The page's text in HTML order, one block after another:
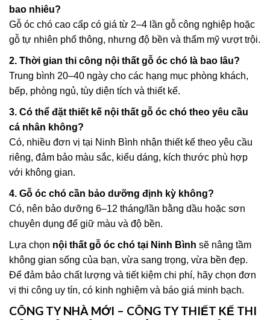
bao nhiêu?
Gỗ óc chó cao cấp có giá từ 2–4 lần gỗ công nghiệp hoặc
gỗ tự nhiên phổ thông, nhưng độ bền và thẩm mỹ vượt trội.
2. Thời gian thi công nội thất gỗ óc chó là bao lâu?
Trung bình 20–40 ngày cho các hạng mục phòng khách,
bếp, phòng ngủ, tùy diện tích và thiết kế.
3. Có thể đặt thiết kế nội thất gỗ óc chó theo yêu cầu
cá nhân không?
Có, nhiều đơn vị tại Ninh Bình nhận thiết kế theo yêu cầu
riêng, đảm bảo màu sắc, kiểu dáng, kích thước phù hợp
với không gian.
4. Gỗ óc chó cần bảo dưỡng định kỳ không?
Có, nên bảo dưỡng 6–12 tháng/lần bằng dầu hoặc sơn
chuyên dụng để giữ màu và độ bền.
Lựa chọn nội thất gỗ óc chó tại Ninh Bình sẽ nâng tầm
không gian sống của bạn, vừa sang trọng, vừa bền đẹp.
Để đảm bảo chất lượng và tiết kiệm chi phí, hãy chọn đơn
vị thi công uy tín, có kinh nghiệm và báo giá minh bạch.
CÔNG TY NHÀ MỚI – CÔNG TY THIẾT KẾ THI